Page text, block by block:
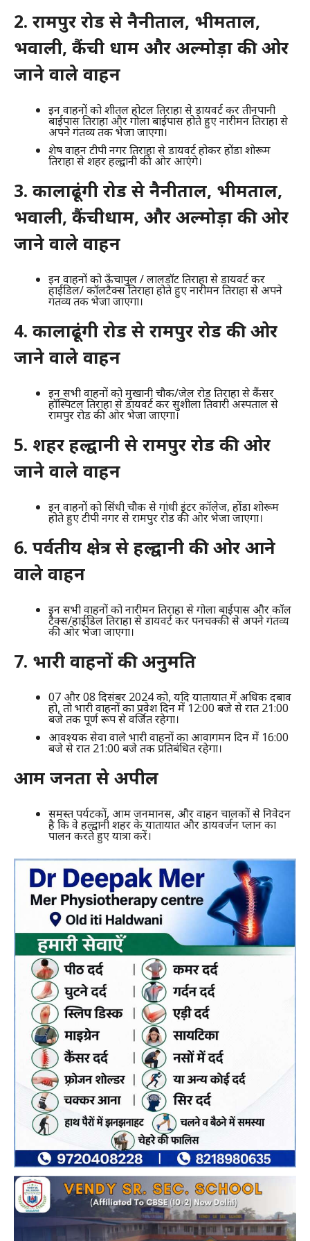
2. रामपुर रोड से नैनीताल, भीमताल,
भवाली, कैंची धाम और अल्मोड़ा की ओर
जाने वाले वाहन
इन वाहनों को शीतल होटल तिराहा से डायवर्ट कर तीनपानी
बाईपास तिराहा और गोला बाईपास होते हुए नारीमन तिराहा से
अपने गंतव्य तक भेजा जाएगा।
शेष वाहन टीपी नगर तिराहा से डायवर्ट होकर होंडा शोरूम
तिराहा से शहर हल्द्वानी की ओर आएंगे।
3. कालाढूंगी रोड से नैनीताल, भीमताल,
भवाली, कैंचीधाम, और अल्मोड़ा की ओर
जाने वाले वाहन
इन वाहनों को ऊँचापुल / लालडॉट तिराहा से डायवर्ट कर
हाईडिल/ कॉलटैक्स तिराहा होते हुए नारीमन तिराहा से अपने
गंतव्य तक भेजा जाएगा।
4. कालाढूंगी रोड से रामपुर रोड की ओर
जाने वाले वाहन
इन सभी वाहनों को मुखानी चौक/जेल रोड तिराहा से कैंसर
हॉस्पिटल तिराहा से डायवर्ट कर सुशीला तिवारी अस्पताल से
रामपुर रोड की ओर भेजा जाएगा।
5. शहर हल्द्वानी से रामपुर रोड की ओर
जाने वाले वाहन
इन वाहनों को सिंधी चौक से गांधी इंटर कॉलेज, होंडा शोरूम
होते हुए टीपी नगर से रामपुर रोड की ओर भेजा जाएगा।
6. पर्वतीय क्षेत्र से हल्द्वानी की ओर आने
वाले वाहन
इन सभी वाहनों को नारीमन तिराहा से गोला बाईपास और कॉल
टैक्स/हाईडिल तिराहा से डायवर्ट कर पनचक्की से अपने गंतव्य
की ओर भेजा जाएगा।
7. भारी वाहनों की अनुमति
07 और 08 दिसंबर 2024 को, यदि यातायात में अधिक दबाव
हो, तो भारी वाहनों का प्रवेश दिन में 12:00 बजे से रात 21:00
बजे तक पूर्ण रूप से वर्जित रहेगा।
आवश्यक सेवा वाले भारी वाहनों का आवागमन दिन में 16:00
बजे से रात 21:00 बजे तक प्रतिबंधित रहेगा।
आम जनता से अपील
समस्त पर्यटकों, आम जनमानस, और वाहन चालकों से निवेदन
है कि वे हल्द्वानी शहर के यातायात और डायवर्जन प्लान का
पालन करते हुए यात्रा करें।